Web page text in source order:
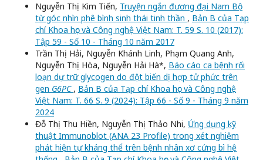
Nguyễn Thị Kim Tiến, Truyện ngắn đương đại Nam Bộ
từ góc nhìn phê bình sinh thái tinh thần , Bản B của Tạp
chí Khoa học và Công nghệ Việt Nam: T. 59 S. 10 (2017):
Tập 59 - Số 10 - Tháng 10 năm 2017
Trần Thị Hải, Nguyễn Khánh Linh, Phạm Quang Anh,
Nguyễn Thị Hòa, Nguyễn Hải Hà*, Báo cáo ca bệnh rối
loạn dự trữ glycogen do đột biến dị hợp tử phức trên
gen G6PC , Bản B của Tạp chí Khoa học và Công nghệ
Việt Nam: T. 66 S. 9 (2024): Tập 66 - Số 9 - Tháng 9 năm
2024
Đỗ Thị Thu Hiền, Nguyễn Thị Thảo Nhi, Ứng dụng kỹ
thuật Immunoblot (ANA 23 Profile) trong xét nghiệm
phát hiện tự kháng thể trên bệnh nhân xơ cứng bì hệ